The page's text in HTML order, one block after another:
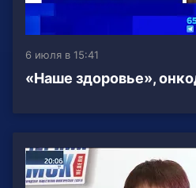
6 июля в 15:41
«Наше здоровье»,